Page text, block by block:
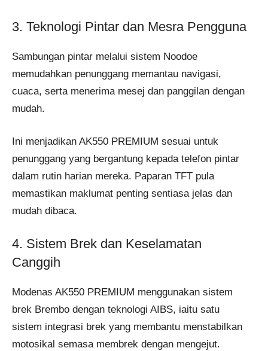
3. Teknologi Pintar dan Mesra Pengguna
Sambungan pintar melalui sistem Noodoe
memudahkan penunggang memantau navigasi,
cuaca, serta menerima mesej dan panggilan dengan
mudah.
Ini menjadikan AK550 PREMIUM sesuai untuk
penunggang yang bergantung kepada telefon pintar
dalam rutin harian mereka. Paparan TFT pula
memastikan maklumat penting sentiasa jelas dan
mudah dibaca.
4. Sistem Brek dan Keselamatan
Canggih
Modenas AK550 PREMIUM menggunakan sistem
brek Brembo dengan teknologi AIBS, iaitu satu
sistem integrasi brek yang membantu menstabilkan
motosikal semasa membrek dengan mengejut.